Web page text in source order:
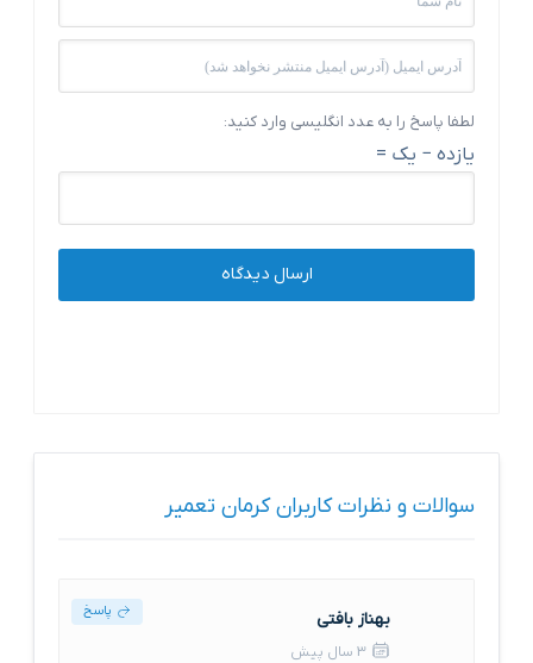
لطفا پاسخ را به عدد انگلیسی وارد کنید:
یازده − یک =
سوالات و نظرات کاربران کرمان تعمیر
بهناز بافتی پاسخ
3 سال پیش